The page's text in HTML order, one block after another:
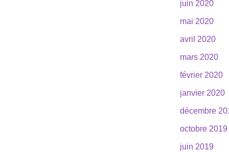
juin 2020
mai 2020
avril 2020
mars 2020
février 2020
janvier 2020
décembre
octobre 2019
juin 2019